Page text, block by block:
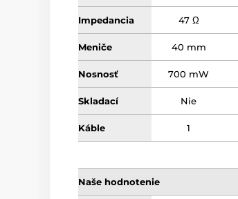
Impedancia 47 Ω
Meniče 40 mm
Nosnosť 700 mW
Skladací Nie
Káble 1
Naše hodnotenie